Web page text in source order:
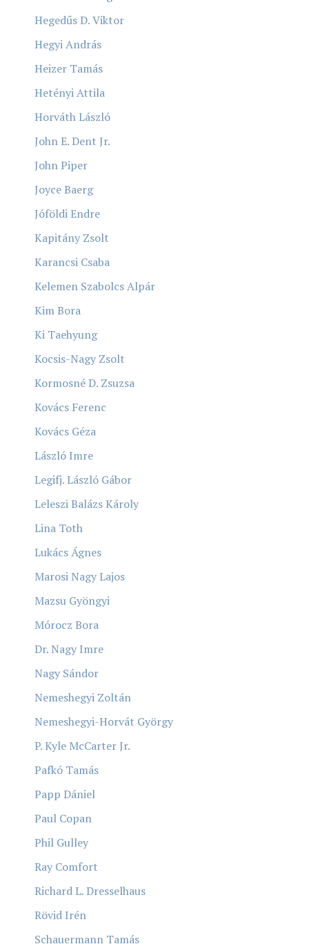
Hegedűs D. Viktor
Hegyi András
Heizer Tamás
Hetényi Attila
Horváth László
John E. Dent Jr.
John Piper
Joyce Baerg
Jóföldi Endre
Kapitány Zsolt
Karancsi Csaba
Kelemen Szabolcs Alpár
Kim Bora
Ki Taehyung
Kocsis-Nagy Zsolt
Kormosné D. Zsuzsa
Kovács Ferenc
Kovács Géza
László Imre
Legifj. László Gábor
Leleszi Balázs Károly
Lina Toth
Lukács Ágnes
Marosi Nagy Lajos
Mazsu Gyöngyi
Mórocz Bora
Dr. Nagy Imre
Nagy Sándor
Nemeshegyi Zoltán
Nemeshegyi-Horvát György
P. Kyle McCarter Jr.
Pafkó Tamás
Papp Dániel
Paul Copan
Phil Gulley
Ray Comfort
Richard L. Dresselhaus
Rövid Irén
Schauermann Tamás